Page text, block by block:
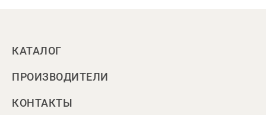
КАТАЛОГ
ПРОИЗВОДИТЕЛИ
КОНТАКТЫ